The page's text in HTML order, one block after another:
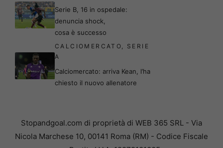
Serie B, 16 in ospedale:
denuncia shock,
cosa è successo
CALCIOMERCATO
SERIE
A
Calciomercato: arriva Kean, l’ha
chiesto il nuovo allenatore
Stopandgoal.com di proprietà di WEB 365 SRL - Via
Nicola Marchese 10, 00141 Roma (RM) - Codice Fiscale